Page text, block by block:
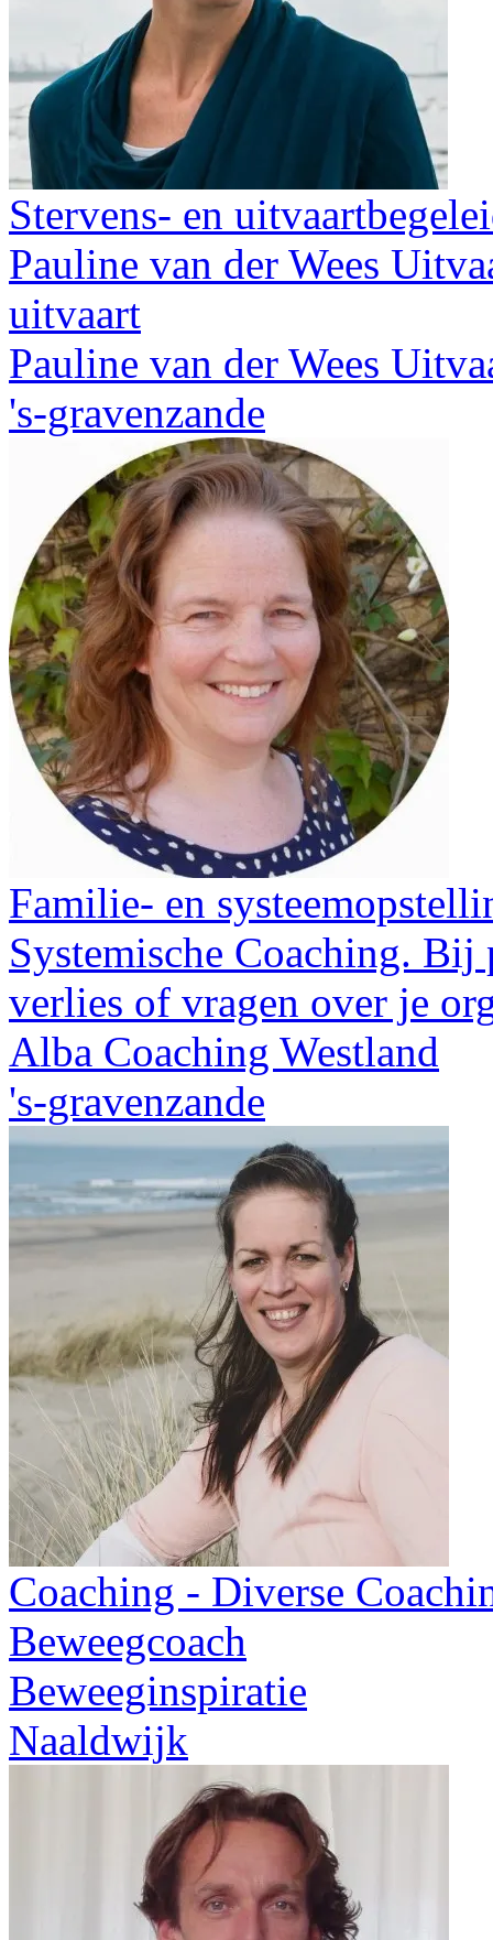
Stervens- en
Pauline van der Wees
uitvaart
Pauline van der Wees
's-gravenzande
Familie- en
Systemische Coaching.
verlies of vragen over je
Alba Coaching Westland
's-gravenzande
Coaching - Diverse
Beweegcoach
Beweeginspiratie
Naaldwijk